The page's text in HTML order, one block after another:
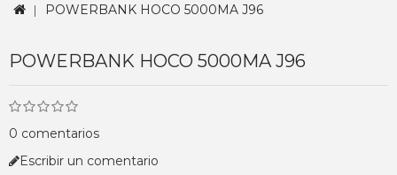
POWERBANK HOCO 5000MA J96
POWERBANK HOCO 5000MA J96
0 comentarios
Escribir un comentario